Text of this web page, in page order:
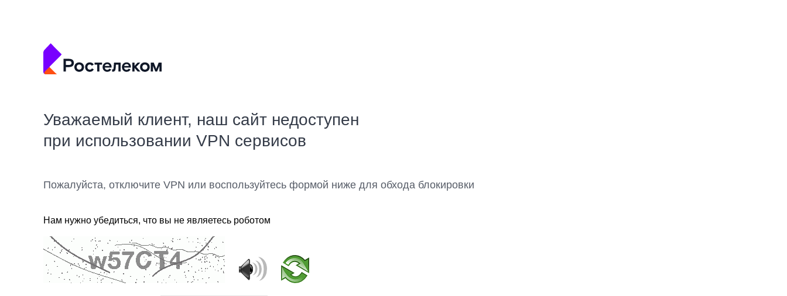
Уважаемый клиент, наш сайт недоступен
при использовании VPN сервисов
Пожалуйста, отключите VPN или воспользуйтесь формой ниже для обхода блокировки
Нам нужно убедиться, что вы не являетесь роботом